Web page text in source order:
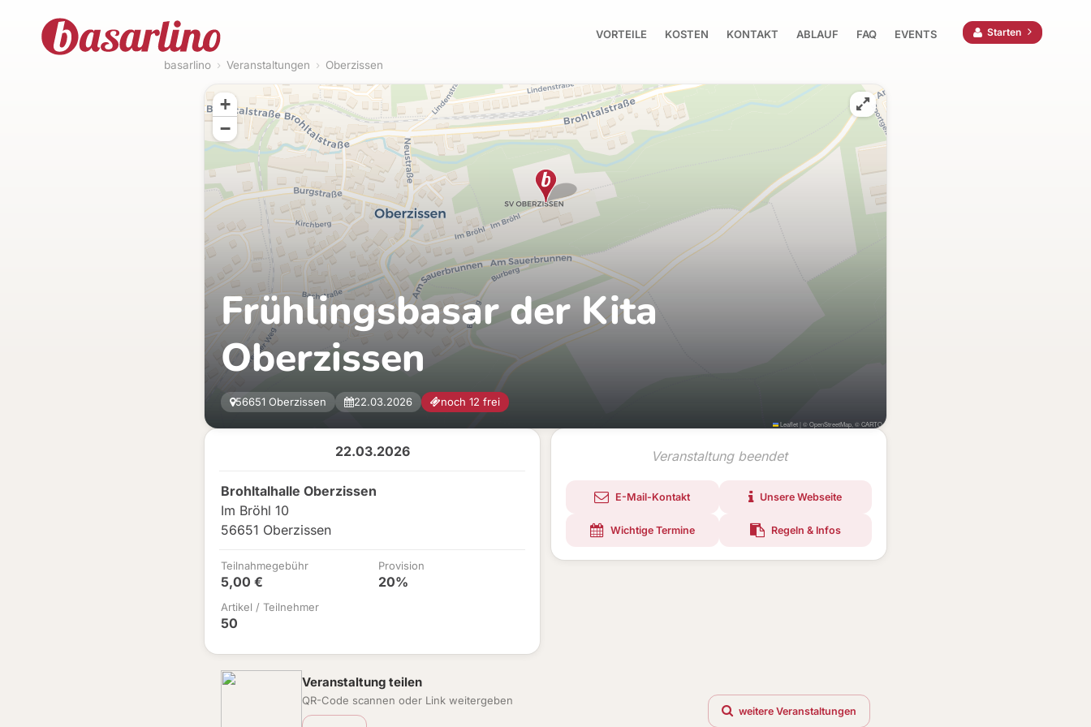
VORTEILE KOSTEN KONTAKT ABLAUF FAQ EVENTS Starten
basarlino › Veranstaltungen › Oberzissen
22.03.2026
Brohltalhalle Oberzissen
Im Bröhl 10
56651 Oberzissen
Teilnahmegebühr
5,00 €
Provision
20%
Artikel / Teilnehmer
50
Veranstaltung beendet
E-Mail-Kontakt Unsere Webseite
Wichtige Termine Regeln & Infos
Frühlingsbasar der Kita
Oberzissen
56651 Oberzissen 22.03.2026 noch 12 frei
+
−
Leaflet|©OpenStreetMap , ©CARTO
Veranstaltung teilen
QR-Code scannen oder Link weitergeben
weitere Veranstaltungen